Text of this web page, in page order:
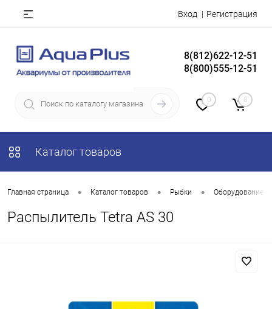
Вход Регистрация
8(812)622-12-51
8(800)555-12-51
0 0
Каталог товаров
Главная страница • Каталог товаров • Рыбки • Оборудование
Распылитель Tetra AS 30